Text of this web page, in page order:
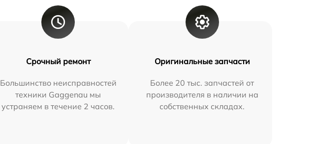
Срочный ремонт
Большинство неисправностей
техники Gaggenau мы
устраняем в течение 2 часов.
Оригинальные запчасти
Более 20 тыс. запчастей от
производителя в наличии на
собственных складах.